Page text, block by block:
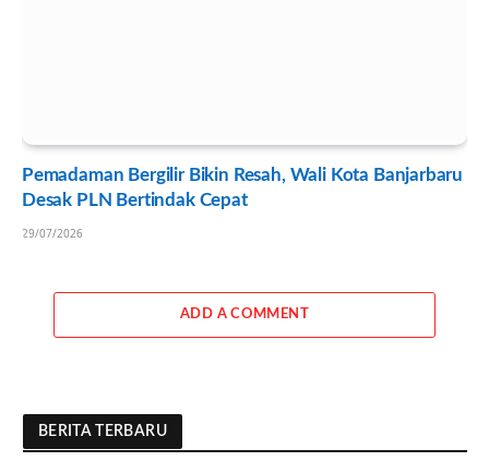
Pemadaman Bergilir Bikin Resah, Wali Kota Banjarbaru
Desak PLN Bertindak Cepat
29/07/2026
ADD A COMMENT
BERITA TERBARU